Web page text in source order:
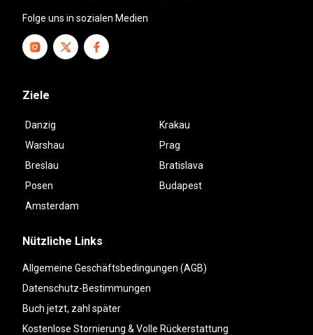
Folge uns in sozialen Medien
Ziele
Danzig
Krakau
Warshau
Prag
Breslau
Bratislava
Posen
Budapest
Amsterdam
Nützliche Links
Allgemeine Geschäftsbedingungen (AGB)
Datenschutz-Bestimmungen
Buch jetzt, zahl später
Kostenlose Stornierung & Volle Rückerstattung